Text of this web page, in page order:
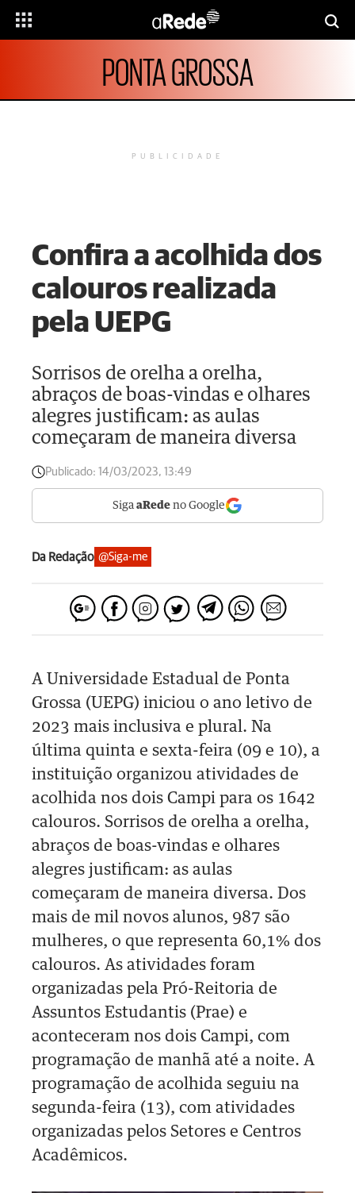
PONTA GROSSA
PUBLICIDADE
Confira a acolhida dos
calouros realizada
pela UEPG
Sorrisos de orelha a orelha,
abraços de boas-vindas e olhares
alegres justificam: as aulas
começaram de maneira diversa
Publicado: 14/03/2023, 13:49
Siga aRede no Google
Da Redação @Siga-me
A Universidade Estadual de Ponta
Grossa (UEPG) iniciou o ano letivo de
2023 mais inclusiva e plural. Na
última quinta e sexta-feira (09 e 10), a
instituição organizou atividades de
acolhida nos dois Campi para os 1642
calouros. Sorrisos de orelha a orelha,
abraços de boas-vindas e olhares
alegres justificam: as aulas
começaram de maneira diversa. Dos
mais de mil novos alunos, 987 são
mulheres, o que representa 60,1% dos
calouros. As atividades foram
organizadas pela Pró-Reitoria de
Assuntos Estudantis (Prae) e
aconteceram nos dois Campi, com
programação de manhã até a noite. A
programação de acolhida seguiu na
segunda-feira (13), com atividades
organizadas pelos Setores e Centros
Acadêmicos.